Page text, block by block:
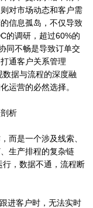
对市场动态和客户需
信息孤岛，不仅导致
的调研，超过60%的
同不畅是导致订单交
通客户关系管理
数据与流程的深度融
运营的必然选择。
析
而是一个涉及线索、
生产排程的复杂链
，数据不通，流程断
进客户时，无法实时